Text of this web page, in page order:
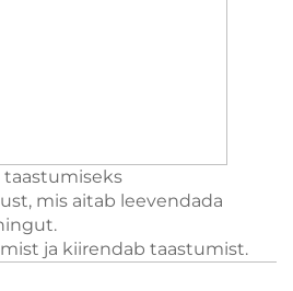
taastumiseks
mis aitab leevendada
ja kiirendab taastumist.